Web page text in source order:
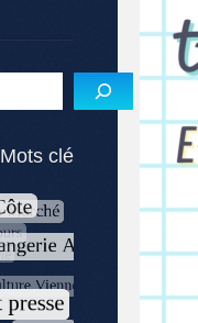
Mots clé